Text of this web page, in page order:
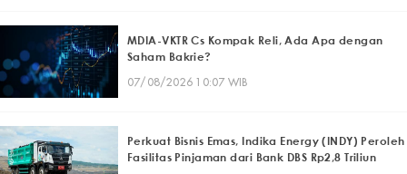
MDIA-VKTR Cs Kompak Reli, Ada Apa dengan
Saham Bakrie?
07/08/2026 10:07 WIB
Perkuat Bisnis Emas, Indika Energy (INDY) Peroleh
Fasilitas Pinjaman dari Bank DBS Rp2,8 Triliun